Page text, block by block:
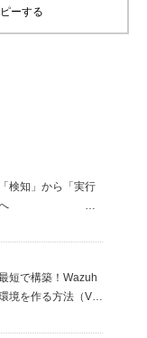
ーする
検知」から「実行
」世界へ
え方
短で構築！Wazuh
境を作る方法（Virt